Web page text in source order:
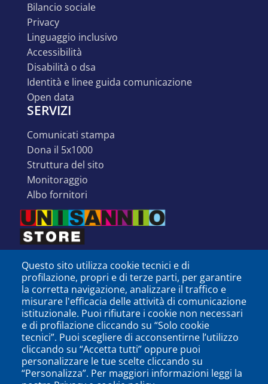
bilancio sociale
privacy
linguaggio inclusivo
accessibilità
disabilità o dsa
identità e linee guida comunicazione
open data
SERVIZI
comunicati stampa
dona il 5x1000
struttura del sito
monitoraggio
albo fornitori
SEGUICI SU
Questo sito utilizza cookie tecnici e di
profilazione, propri e di terze parti, per garantire
la corretta navigazione, analizzare il traffico e
misurare l'efficacia delle attività di comunicazione
istituzionale. Puoi rifiutare i cookie non necessari
e di profilazione cliccando su “Solo cookie
tecnici”. Puoi scegliere di acconsentirne l’utilizzo
cliccando su “Accetta tutti” oppure puoi
personalizzare le tue scelte cliccando su
“Personalizza”. Per maggiori informazioni leggi la